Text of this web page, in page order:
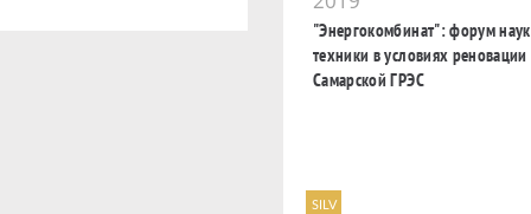
"Энергокомбинат": форум
техники в условиях реновации
Самарской ГРЭС
SILV